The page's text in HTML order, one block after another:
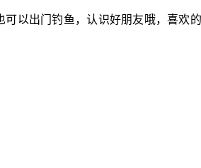
以出门钓鱼，认识好朋友哦，喜欢